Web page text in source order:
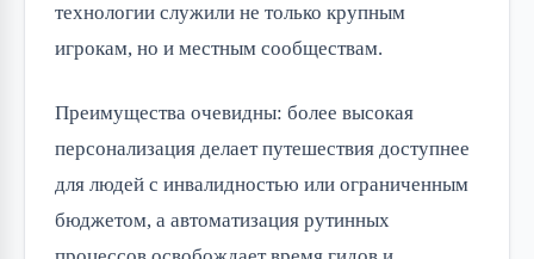
технологии служили не только крупным
игрокам, но и местным сообществам.
Преимущества очевидны: более высокая
персонализация делает путешествия доступнее
для людей с инвалидностью или ограниченным
бюджетом, а автоматизация рутинных